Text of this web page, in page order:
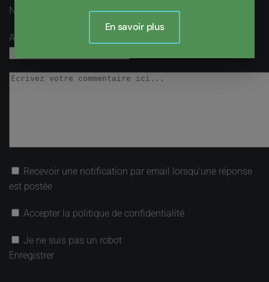
Nom
Adresse email
Recevoir une notification par email lorsqu’une réponse
est postée
Accepter la politique de confidentialité
Je ne suis pas un robot
Enregistrer
En savoir plus